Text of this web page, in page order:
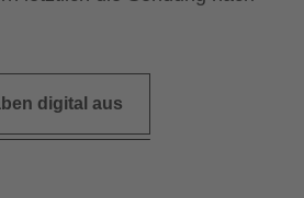
digital aus